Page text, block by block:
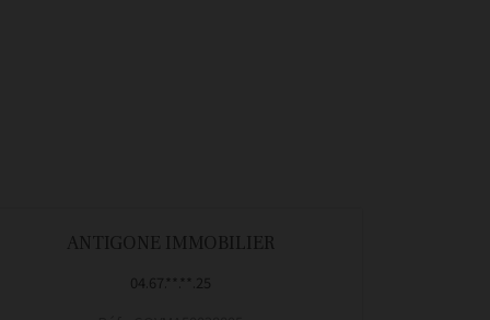
ANTIGONE IMMOBILIER
04.67.**.**.25